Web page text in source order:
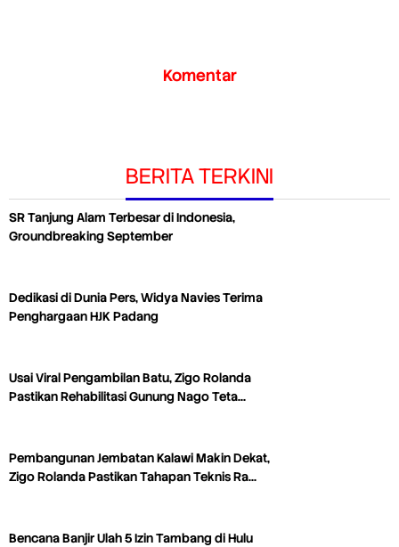
Komentar
BERITA TERKINI
SR Tanjung Alam Terbesar di Indonesia,
Groundbreaking September
Dedikasi di Dunia Pers, Widya Navies Terima
Penghargaan HJK Padang
Usai Viral Pengambilan Batu, Zigo Rolanda
Pastikan Rehabilitasi Gunung Nago Teta…
Pembangunan Jembatan Kalawi Makin Dekat,
Zigo Rolanda Pastikan Tahapan Teknis Ra…
Bencana Banjir Ulah 5 Izin Tambang di Hulu